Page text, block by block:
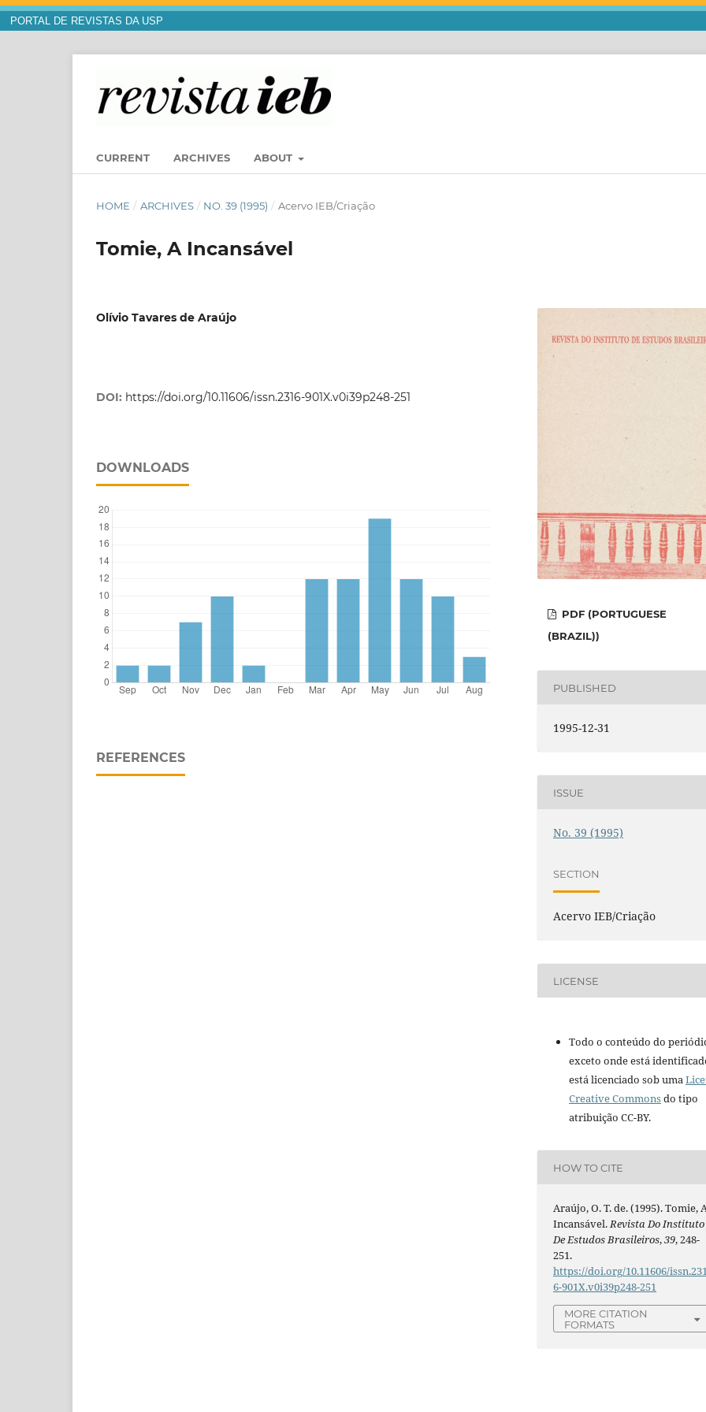
PORTAL DE REVISTAS DA USP
CURRENT ARCHIVES ABOUT
HOME / ARCHIVES / NO. 39 (1995) / Acervo IEB/Criação
Tomie, A Incansável
Olívio Tavares de Araújo
DOI: https://doi.org/10.11606/issn.2316-901X.v0i39p248-251
DOWNLOADS
REFERENCES
PDF (PORTUGUESE
(BRAZIL))
PUBLISHED
1995-12-31
ISSUE
No. 39 (1995)
SECTION
Acervo IEB/Criação
LICENSE
Todo o conteúdo do
exceto onde está
está licenciado sob uma
Creative Commonsdo tipo
atribuição CC-BY.
HOW TO CITE
Araújo, O. T. de. (1995). Tomie,
Incansável.Revista Do Instituto
De Estudos Brasileiros,39, 248-
251.
https://doi.org/10.11606/
6-901X.v0i39p248-251
MORE CITATION
FORMATS